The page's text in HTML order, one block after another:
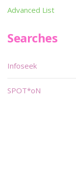
Advanced List
Searches
Infoseek
SPOT*oN